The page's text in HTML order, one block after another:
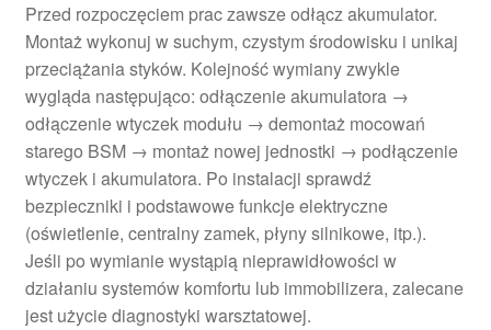
Przed rozpoczęciem prac zawsze odłącz akumulator.
Montaż wykonuj w suchym, czystym środowisku i unikaj
przeciążania styków. Kolejność wymiany zwykle
wygląda następująco: odłączenie akumulatora →
odłączenie wtyczek modułu → demontaż mocowań
starego BSM → montaż nowej jednostki → podłączenie
wtyczek i akumulatora. Po instalacji sprawdź
bezpieczniki i podstawowe funkcje elektryczne
(oświetlenie, centralny zamek, płyny silnikowe, itp.).
Jeśli po wymianie wystąpią nieprawidłowości w
działaniu systemów komfortu lub immobilizera, zalecane
jest użycie diagnostyki warsztatowej.